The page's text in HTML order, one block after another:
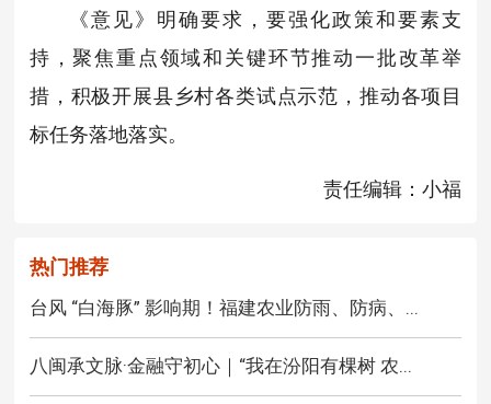
《意见》明确要求，要强化政策和要素支
持，聚焦重点领域和关键环节推动一批改革举
措，积极开展县乡村各类试点示范，推动各项目
标任务落地落实。
责任编辑：小福
热门推荐
台风 “白海豚” 影响期！福建农业防雨、防病、...
八闽承文脉·金融守初心｜“我在汾阳有棵树 农...